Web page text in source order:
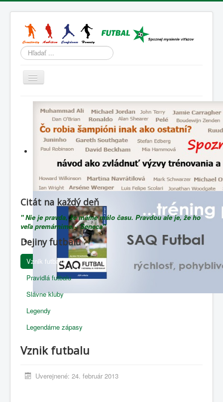
Hľadať
Prepnúť
Domov
Športová psychológia
Životný štýl
Lenivá lopta
Blog
Citát na každý deň
" Nie je pravda, že máme málo času. Pravdou ale je, že ho
veľa premárnime.~ Seneca"
Dejiny futbalu
Vznik futbalu
Pravidlá futbalu
Slávne kluby
Legendy
Legendárne zápasy
Vznik futbalu
Uverejnené: 24. február 2013